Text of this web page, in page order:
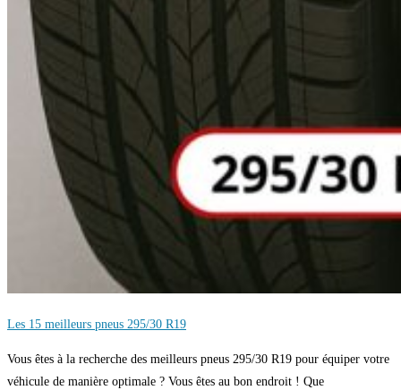
Les 15 meilleurs pneus 295/30 R19
Vous êtes à la recherche des meilleurs pneus 295/30 R19 pour équiper votre
véhicule de manière optimale ? Vous êtes au bon endroit ! Que